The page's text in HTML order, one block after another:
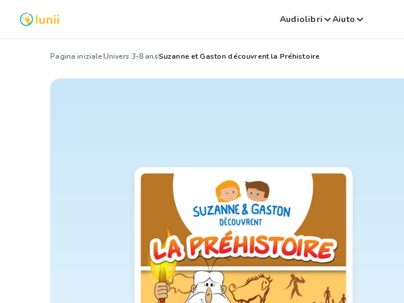
Audiolibri Aiuto
Pagina inizialeUnivers 3-8 ansSuzanne et Gaston découvrent la Préhistoire